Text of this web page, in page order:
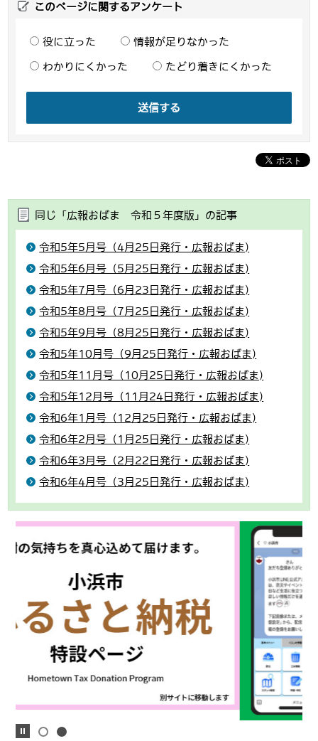
このページに関するアンケート
役に立った 情報が足りなかった
わかりにくかった たどり着きにくかった
送信する
同じ「広報おばま 令和５年度版」の記事
令和5年5月号（4月25日発行・広報おばま)
令和5年6月号（5月25日発行・広報おばま)
令和5年7月号（6月23日発行・広報おばま)
令和5年8月号（7月25日発行・広報おばま)
令和5年9月号（8月25日発行・広報おばま)
令和5年10月号（9月25日発行・広報おばま)
令和5年11月号（10月25日発行・広報おばま)
令和5年12月号（11月24日発行・広報おばま)
令和6年1月号（12月25日発行・広報おばま)
令和6年2月号（1月25日発行・広報おばま)
令和6年3月号（2月22日発行・広報おばま)
令和6年4月号（3月25日発行・広報おばま)